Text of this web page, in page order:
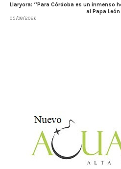
Llaryora: “Para Córdoba es un inmenso
al Papa León
05/08/2026